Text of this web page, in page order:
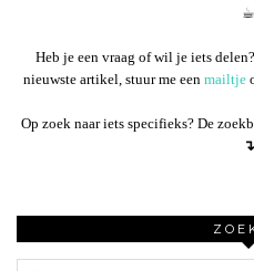
☕︎
Heb je een vraag of wil je iets
nieuwste artikel, stuur me een mailtje
Op zoek naar iets specifieks? De
↴